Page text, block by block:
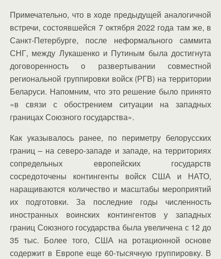
Примечательно, что в ходе предыдущей аналогичной
встречи, состоявшейся 7 октября 2022 года там же, в
Санкт-Петербурге, после неформального саммита
СНГ, между Лукашенко и Путиным была достигнута
договоренность о развертывании совместной
региональной группировки войск (РГВ) на территории
Беларуси. Напомним, что это решение было принято
«в связи с обострением ситуации на западных
границах Союзного государства».
Как указывалось ранее, по периметру белорусских
границ – на северо-западе и западе, на территориях
сопредельных европейских государств
сосредоточены контингенты войск США и НАТО,
наращиваются количество и масштабы мероприятий
их подготовки. За последние годы численность
иностранных воинских контингентов у западных
границ Союзного государства была увеличена с 12 до
35 тыс. Более того, США на ротационной основе
содержит в Европе еще 60-тысячную группировку. В